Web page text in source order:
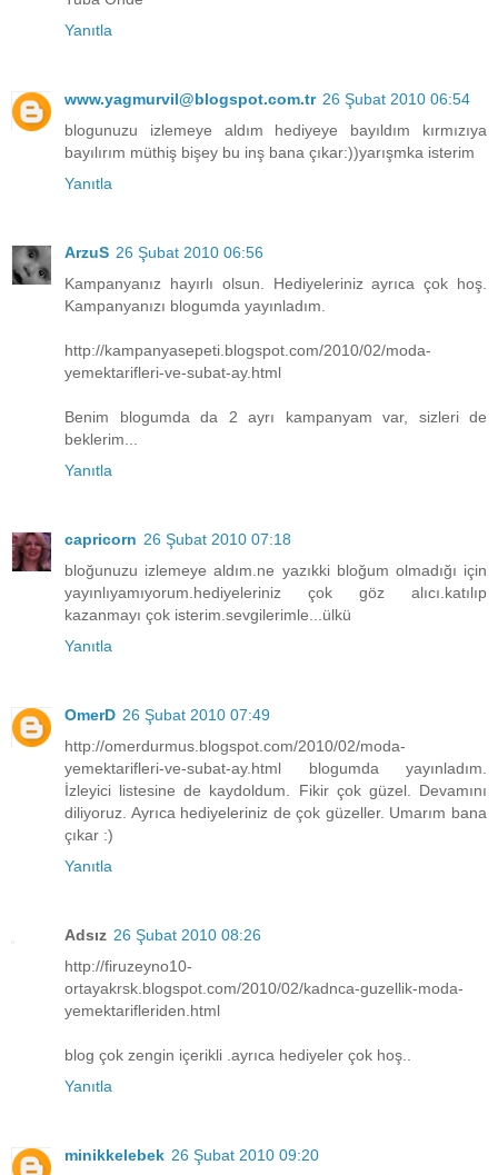
Yanıtla
www.yagmurvil@blogspot.com.tr 26 Şubat 2010 06:54
blogunuzu izlemeye aldım hediyeye bayıldım kırmızıya
bayılırım müthiş bişey bu inş bana çıkar:))yarışmka isterim
Yanıtla
ArzuS 26 Şubat 2010 06:56
Kampanyanız hayırlı olsun. Hediyeleriniz ayrıca çok hoş.
Kampanyanızı blogumda yayınladım.
http://kampanyasepeti.blogspot.com/2010/02/moda-
yemektarifleri-ve-subat-ay.html
Benim blogumda da 2 ayrı kampanyam var, sizleri de
beklerim...
Yanıtla
capricorn 26 Şubat 2010 07:18
bloğunuzu izlemeye aldım.ne yazıkki bloğum olmadığı için
yayınlıyamıyorum.hediyeleriniz çok göz alıcı.katılıp
kazanmayı çok isterim.sevgilerimle...ülkü
Yanıtla
OmerD 26 Şubat 2010 07:49
http://omerdurmus.blogspot.com/2010/02/moda-
yemektarifleri-ve-subat-ay.html blogumda yayınladım.
İzleyici listesine de kaydoldum. Fikir çok güzel. Devamını
diliyoruz. Ayrıca hediyeleriniz de çok güzeller. Umarım bana
çıkar :)
Yanıtla
Adsız 26 Şubat 2010 08:26
http://firuzeyno10-
ortayakrsk.blogspot.com/2010/02/kadnca-guzellik-moda-
yemektarifleriden.html
blog çok zengin içerikli .ayrıca hediyeler çok hoş..
Yanıtla
minikkelebek 26 Şubat 2010 09:20